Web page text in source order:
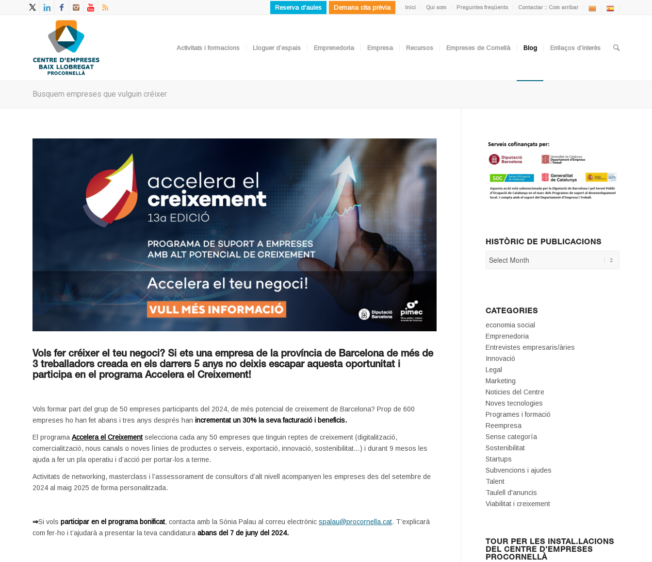
Inici Qui som Preguntes freqüents Contactar :: Com arribar
Reserva d'aules Demana cita prèvia
Activitats i formacions Lloguer d’espais Emprenedoria Empresa Recursos Empreses de Cornellà Blog Enllaços d’interès
Busquem empreses que vulguin créixer
Vols fer créixer el teu negoci? Si ets una empresa de la província de Barcelona de més de
3 treballadors creada en els darrers 5 anys no deixis escapar aquesta oportunitat i
participa en el programa Accelera el Creixement!
Vols formar part del grup de 50 empreses participants del 2024, de més potencial de creixement de Barcelona? Prop de 600
empreses ho han fet abans i tres anys després han incrementat un 30% la seva facturació i beneficis.
El programa Accelera el Creixement selecciona cada any 50 empreses que tinguin reptes de creixement (digitalització,
comercialització, nous canals o noves línies de productes o serveis, exportació, innovació, sostenibilitat…) i durant 9 mesos les
ajuda a fer un pla operatiu i d’acció per portar-los a terme.
Activitats de networking, masterclass i l’assessorament de consultors d’alt nivell acompanyen les empreses des del setembre de
2024 al maig 2025 de forma personalitzada.
⇒Si vols participar en el programa bonificat, contacta amb la Sònia Palau al correu electrònic spalau@procornella.cat. T’explicarà
com fer-ho i t’ajudarà a presentar la teva candidatura abans del 7 de juny del 2024.
HISTÒRIC DE PUBLICACIONS
CATEGORIES
economia social
Emprenedoria
Entrevistes empresaris/àries
Innovació
Legal
Marketing
Noticies del Centre
Noves tecnologies
Programes i formació
Reempresa
Sense categoría
Sostenibilitat
Startups
Subvencions i ajudes
Talent
Taulell d'anuncis
Viabilitat i creixement
TOUR PER LES INSTAL.LACIONS
DEL CENTRE D’EMPRESES
PROCORNELLÀ